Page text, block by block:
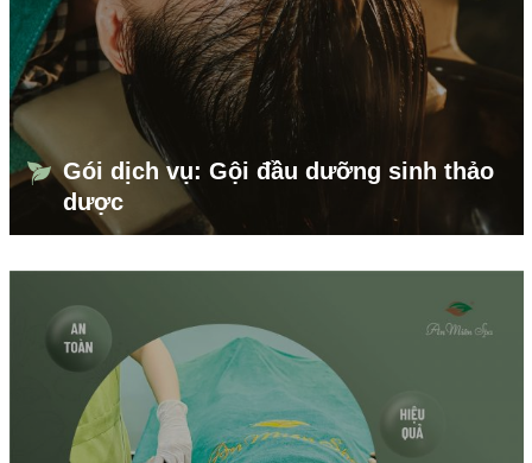
Gói dịch vụ: Gội đầu dưỡng sinh thảo
dược